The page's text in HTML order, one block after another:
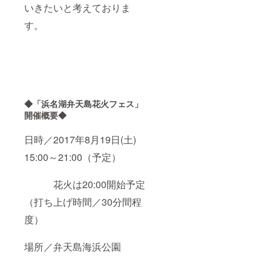
いきたいと考えておりま
す。
◆「浜名湖弁天島花火フェス」
開催概要◆
日時／2017年8月19日(土)
15:00～21:00（予定）
花火は20:00開始予定
（打ち上げ時間／30分間程
度）
場所／弁天島海浜公園